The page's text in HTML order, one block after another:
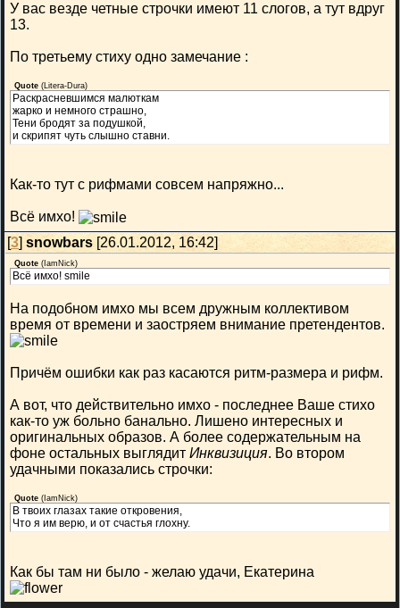
У вас везде четные строчки имеют 11 слогов, а тут вдруг
13.
По третьему стиху одно замечание :
Quote (Litera-Dura)
Раскрасневшимся малюткам
жарко и немного страшно,
Тени бродят за подушкой,
и скрипят чуть слышно ставни.
Как-то тут с рифмами совсем напряжно...
Всё имхо!
[3] snowbars [26.01.2012, 16:42]
Quote ( IamNick)
Всё имхо! smile
На подобном имхо мы всем дружным коллективом
время от времени и заостряем внимание претендентов.
Причём ошибки как раз касаются ритм-размера и рифм.
А вот, что действительно имхо - последнее Ваше стихо
как-то уж больно банально. Лишено интересных и
оригинальных образов. А более содержательным на
фоне остальных выглядит Инквизиция. Во втором
удачными показались строчки:
Quote ( IamNick)
В твоих глазах такие откровения,
Что я им верю, и от счастья глохну.
Как бы там ни было - желаю удачи, Екатерина